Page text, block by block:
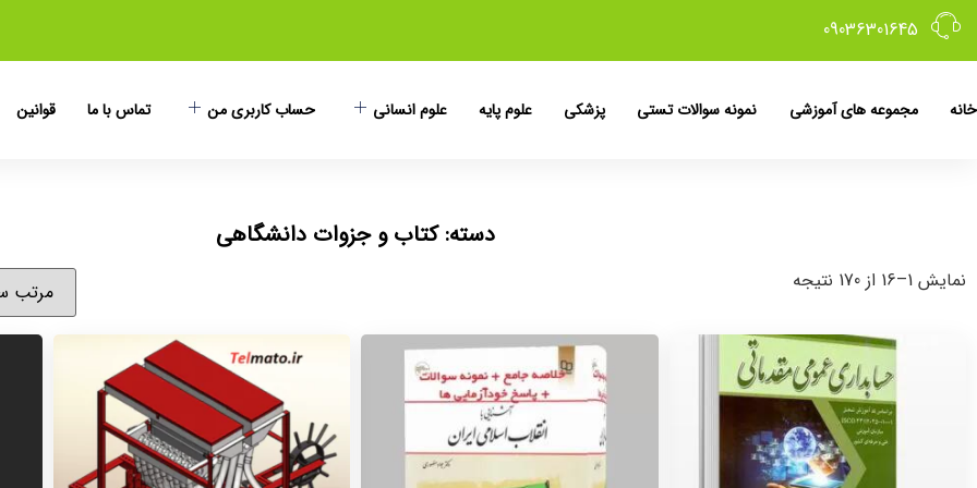
09036301645
خانه مجموعه های آموزشی نمونه سوالات تستی پزشکی علوم پایه علوم انسانی حساب کاربری من تماس با ما قوانین
دسته: کتاب و جزوات دانشگاهی
نمایش 1–16 از 170 نتیجه